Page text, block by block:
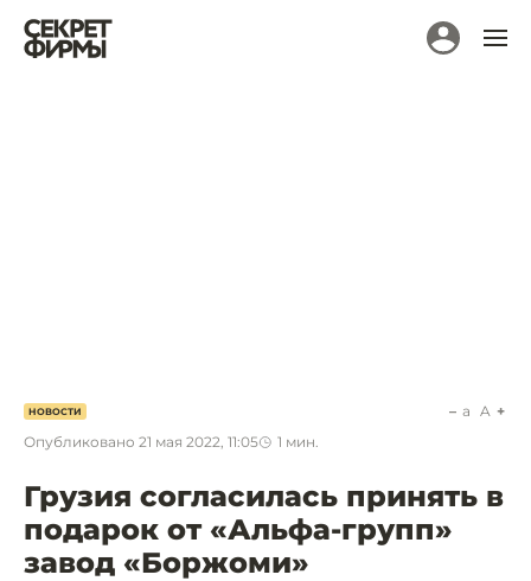
НОВОСТИ
Опубликовано 21 мая 2022, 11:05 1 мин.
a A
Грузия согласилась принять в
подарок от «Альфа-групп»
завод «Боржоми»